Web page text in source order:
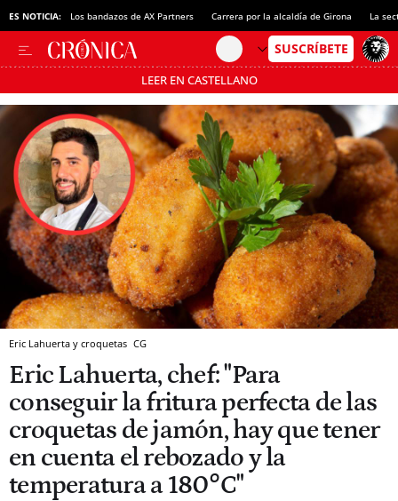
ES NOTICIA: Los bandazos de AX Partners Carrera por la alcaldía de Girona La
LEER EN CASTELLANO
Pásate al MODO AHORRO
Eric Lahuerta y croquetas CG
Eric Lahuerta, chef: "Para
conseguir la fritura perfecta de las
croquetas de jamón, hay que tener
en cuenta el rebozado y la
temperatura a 180°C"